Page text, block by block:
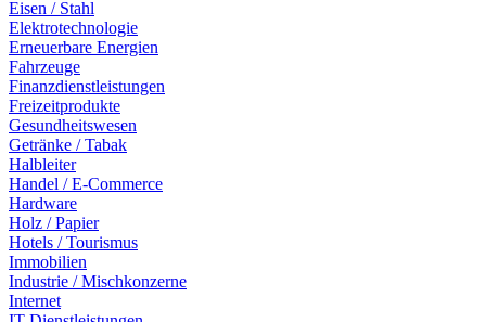
Eisen / Stahl
Elektrotechnologie
Erneuerbare Energien
Fahrzeuge
Finanzdienstleistungen
Freizeitprodukte
Gesundheitswesen
Getränke / Tabak
Halbleiter
Handel / E-Commerce
Hardware
Holz / Papier
Hotels / Tourismus
Immobilien
Industrie / Mischkonzerne
Internet